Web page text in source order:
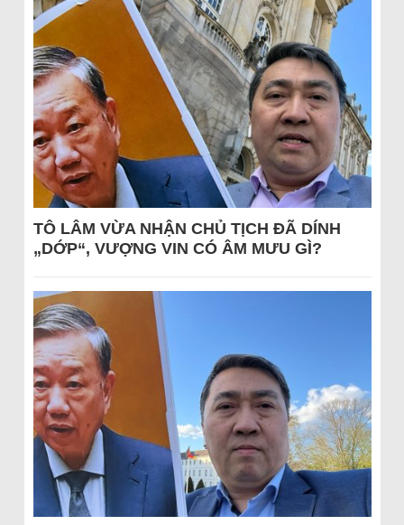
TÔ LÂM VỪA NHẬN CHỦ TỊCH ĐÃ DÍNH
„DỚP“, VƯỢNG VIN CÓ ÂM MƯU GÌ?